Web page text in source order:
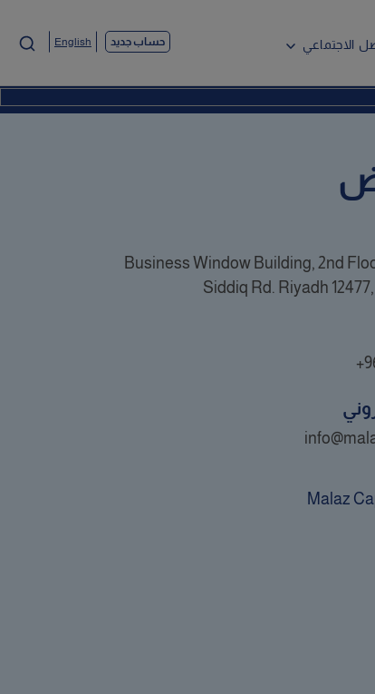
الاجتماعي حساب جديد English
Business Window Building, 2nd
Siddiq Rd. Riyadh
Malaz